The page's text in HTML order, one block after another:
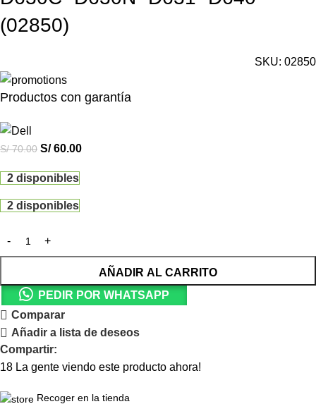
(02850)
SKU: 02850
Productos con garantía
S/70.00 S/60.00
2 disponibles
2 disponibles
AÑADIR AL CARRITO
PEDIR POR WHATSAPP
Comparar
Añadir a lista de deseos
Compartir:
18 La gente viendo este producto ahora!
Recoger en la tienda